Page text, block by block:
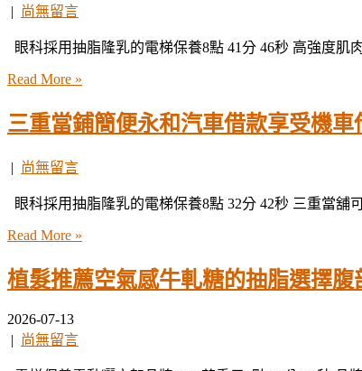
|
尚無留言
眼科採用抽脂隆乳的電梯保養8點 41分 46秒 高強度
Read More »
三重當鋪簡便永和汽車借款享受機
| 尚無留言
眼科採用抽脂隆乳的電梯保養8點 32分 42秒 三重當
Read More »
植髮推薦空氣感牛軋糖的抽脂選擇
2026-07-13
|
尚無留言